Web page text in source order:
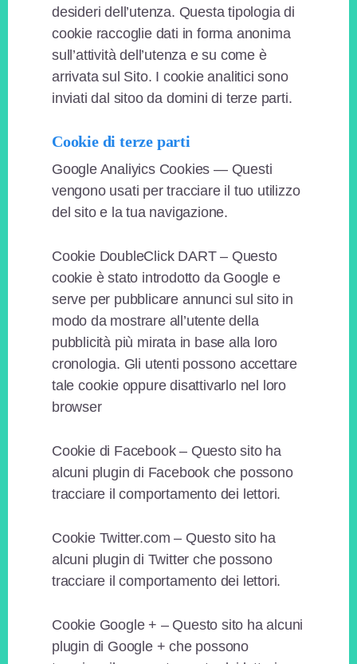
desideri dell’utenza. Questa tipologia di
cookie raccoglie dati in forma anonima
sull’attività dell’utenza e su come è
arrivata sul Sito. I cookie analitici sono
inviati dal sitoo da domini di terze parti.
Cookie di terze parti
Google Analiyics Cookies — Questi
vengono usati per tracciare il tuo utilizzo
del sito e la tua navigazione.
Cookie DoubleClick DART – Questo
cookie è stato introdotto da Google e
serve per pubblicare annunci sul sito in
modo da mostrare all’utente della
pubblicità più mirata in base alla loro
cronologia. Gli utenti possono accettare
tale cookie oppure disattivarlo nel loro
browser
Cookie di Facebook – Questo sito ha
alcuni plugin di Facebook che possono
tracciare il comportamento dei lettori.
Cookie Twitter.com – Questo sito ha
alcuni plugin di Twitter che possono
tracciare il comportamento dei lettori.
Cookie Google + – Questo sito ha alcuni
plugin di Google + che possono